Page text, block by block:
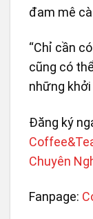
đam mê
“Chỉ cần
cũng có
những khởi
Đăng ký
Chuyên
Fanpage: